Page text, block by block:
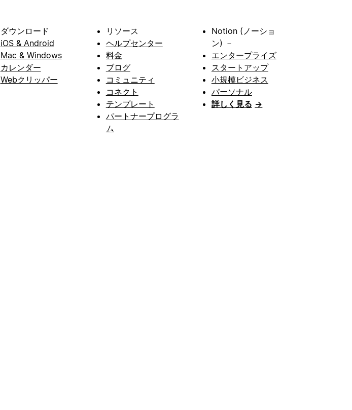
ダウンロード
iOS & Android
Mac & Windows
カレンダー
Webクリッパー
リソース
ヘルプセンター
料金
ブログ
コミュニティ
コネクト
テンプレート
パートナープログラ
ム
Notion (ノーショ
ン) －
エンタープライズ
スタートアップ
小規模ビジネス
パーソナル
詳しく見る →